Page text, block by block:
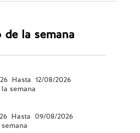
de la semana
Hasta 12/08/2026
semana
Hasta 09/08/2026